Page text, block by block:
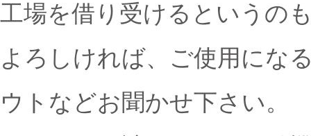
工場を借り受けるというの
よろしければ、ご使用にな
ウトなどお聞かせ下さい。